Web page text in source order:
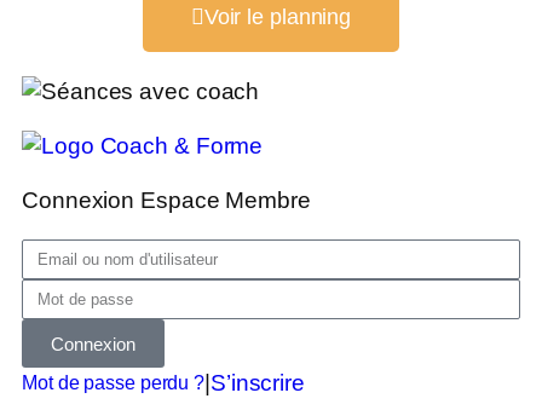
Voir le planning
Connexion Espace Membre
Connexion
Mot de passe perdu ? S’inscrire